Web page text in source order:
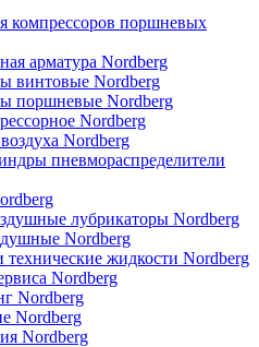
компрессоров поршневых
арматура Nordberg
винтовые Nordberg
поршневые Nordberg
Nordberg
Nordberg
пневмораспределители
лубрикаторы Nordberg
Nordberg
технические жидкости Nordberg
Nordberg
Nordberg
Nordberg
Nordberg